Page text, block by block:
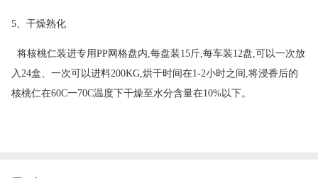
5、干燥熟化
将核桃仁装进专用PP网格盘内,每盘装15斤,每车装12盘,可以一次放
入24盒、一次可以进料200KG,烘干时间在1-2小时之间,将浸香后的
核桃仁在60C一70C温度下干燥至水分含量在10%以下。